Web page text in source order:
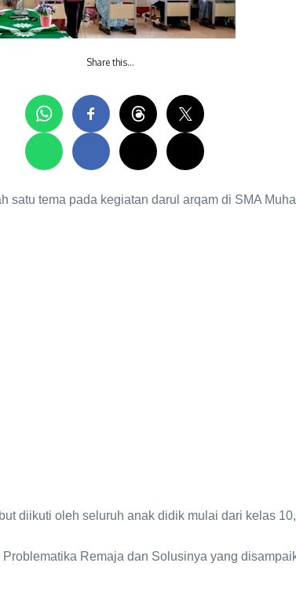
Share this…
tema pada kegiatan darul arqam di SMA
diikuti oleh seluruh anak didik mulai dari kelas
Remaja dan Solusinya yang